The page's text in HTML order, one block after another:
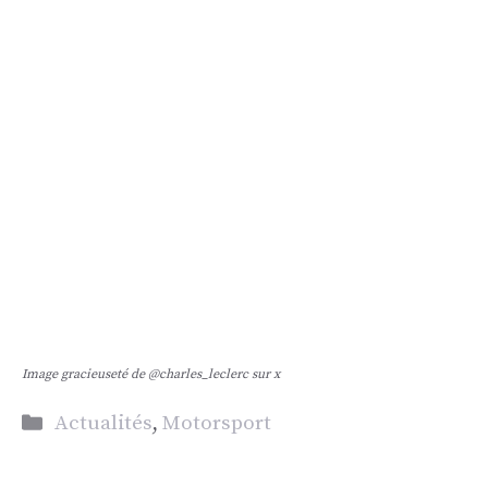
Image gracieuseté de @charles_leclerc sur x
Catégories
Actualités,Motorsport